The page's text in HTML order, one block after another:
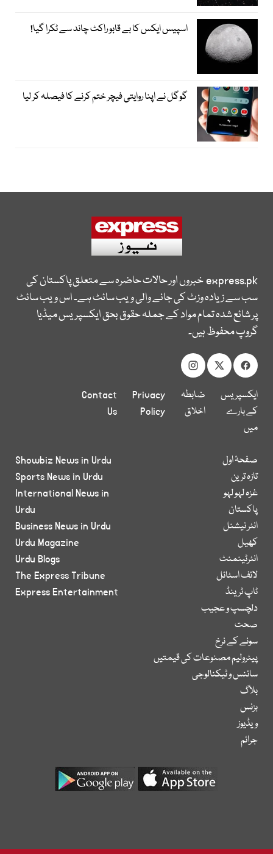
اسپیس ایکس کا بے قابو راکٹ چاند سے ٹکرا گیا!
گوگل نے اپنا روایتی فیچر ختم کرنے کا فیصلہ کر لیا
express.pkخبروں اور حالات حاضرہ سے متعلق پاکستان کی
سب سے زیادہ وزٹ کی جانے والی ویب سائٹ ہے۔ اس ویب سائٹ
پر شائع شدہ تمام مواد کے جملہ حقوق بحق ایکسپریس میڈیا
گروپ محفوظ ہیں۔
ایکسپریس
کے بارے
میں
ضابطہ
اخلاق
Privacy
Policy
Contact
Us
صفحۂ اول
تازہ ترین
غزہ لہو لہو
پاکستان
انٹر نیشنل
کھیل
انٹرٹینمنٹ
لائف اسٹائل
ٹاپ ٹرینڈ
دلچسپ و عجیب
صحت
سونے کے نرخ
پیٹرولیم مصنوعات کی قیمتیں
سائنس و ٹیکنالوجی
بلاگ
بزنس
ویڈیوز
جرائم
Showbiz News in Urdu
Sports News in Urdu
International News in
Urdu
Business News in Urdu
Urdu Magazine
Urdu Blogs
The Express Tribune
Express Entertainment